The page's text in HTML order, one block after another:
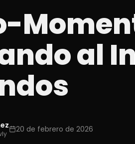
al
20 de febrero de 2026